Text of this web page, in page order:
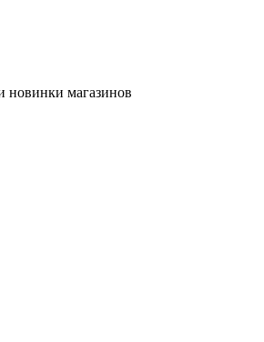
новинки магазинов